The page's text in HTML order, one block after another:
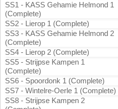
SS1 - KASS Gehamie Helmond 1
(Complete)
SS2 - Lierop 1 (Complete)
SS3 - KASS Gehamie Helmond 2
(Complete)
SS4 - Lierop 2 (Complete)
SS5 - Strijpse Kampen 1
(Complete)
SS6 - Spoordonk 1 (Complete)
SS7 - Wintelre-Oerle 1 (Complete)
SS8 - Strijpse Kampen 2